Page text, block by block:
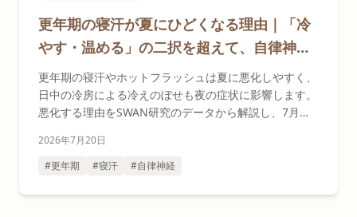
更年期の寝汗が夏にひどくなる理由｜「冷
やす・温める」の二択を超えて、自律神経
の側から整える夏の夜の習慣
更年期の寝汗やホットフラッシュは夏に悪化しやすく、
日中の冷房による冷えのぼせも夜の症状に影響します。
悪化する理由をSWAN研究のデータから解説し、7月か
方を今夜から試せる形でお伝えします。
2026年7月20日
#更年期
#寝汗 #自律神経